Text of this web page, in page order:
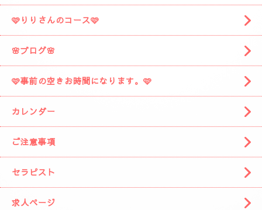
トップページ
🍀料金システム🍀
🌈( 出張システム)🌈
🩷りりさんのコース🩷